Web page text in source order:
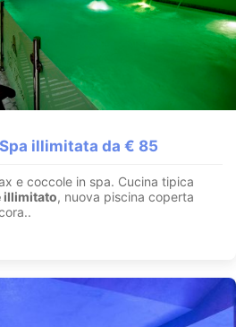
illimitata da € 85
e coccole in spa. Cucina tipica
illimitato, nuova piscina coperta